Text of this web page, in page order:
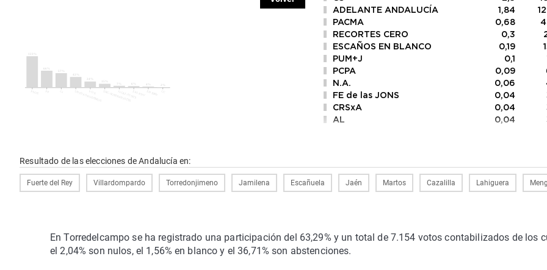
ADELANTE ANDALUCÍA
1,84
PACMA
0,68
RECORTES CERO
0,3
ESCAÑOS EN BLANCO
0,19
PUM+J
0,1
PCPA
0,09
N.A.
0,06
FE de las JONS
0,04
CRSxA
0,04
AL
0,04
Resultado de las elecciones de Andalucía en:
Fuerte del Rey Villardompardo Torredonjimeno Jamilena Escañuela Jaén Martos Cazalilla Lahiguera
En Torredelcampo se ha registrado una participación del 63,29% y un total de 7.154 votos contabilizados de los
el 2,04% son nulos, el 1,56% en blanco y el 36,71% son abstenciones.